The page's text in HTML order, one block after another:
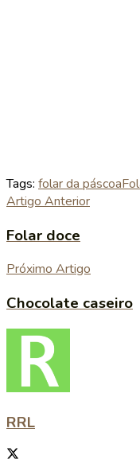
Tags: folar da páscoa
Artigo Anterior
Folar doce
Próximo Artigo
Chocolate caseiro
RRL